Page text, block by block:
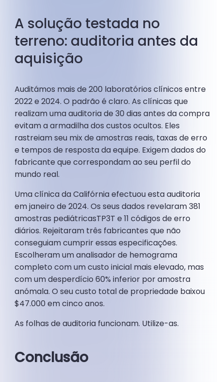
A solução testada no
terreno: auditoria antes da
aquisição
Auditámos mais de 200 laboratórios clínicos entre
2022 e 2024. O padrão é claro. As clínicas que
realizam uma auditoria de 30 dias antes da compra
evitam a armadilha dos custos ocultos. Eles
rastreiam seu mix de amostras reais, taxas de erro
e tempos de resposta da equipe. Exigem dados do
fabricante que correspondam ao seu perfil do
mundo real.
Uma clínica da Califórnia efectuou esta auditoria
em janeiro de 2024. Os seus dados revelaram 381
amostras pediátricasTP3T e 11 códigos de erro
diários. Rejeitaram três fabricantes que não
conseguiam cumprir essas especificações.
Escolheram um analisador de hemograma
completo com um custo inicial mais elevado, mas
com um desperdício 60% inferior por amostra
anómala. O seu custo total de propriedade baixou
$47.000 em cinco anos.
As folhas de auditoria funcionam. Utilize-as.
Conclusão